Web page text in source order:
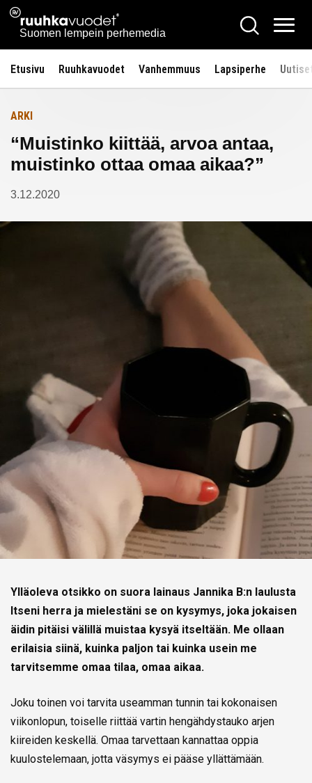
Siirry
sisältöön
Ruuhkavuodet.fi
Suomen lempein perhemedia
Hae
Etusivu Ruuhkavuodet Vanhemmuus Lapsiperhe
Etusivulle
ARKI
“Muistinko kiittää, arvoa antaa,
muistinko ottaa omaa aikaa?”
3.12.2020
Ylläoleva otsikko on suora lainaus Jannika B:n laulusta
Itseni herra ja mielestäni se on kysymys, joka jokaisen
äidin pitäisi välillä muistaa kysyä itseltään. Me ollaan
erilaisia siinä, kuinka paljon tai kuinka usein me
tarvitsemme omaa tilaa, omaa aikaa.
Joku toinen voi tarvita useamman tunnin tai kokonaisen
viikonlopun, toiselle riittää vartin hengähdystauko arjen
kiireiden keskellä. Omaa tarvettaan kannattaa oppia
kuulostelemaan, jotta väsymys ei pääse yllättämään.